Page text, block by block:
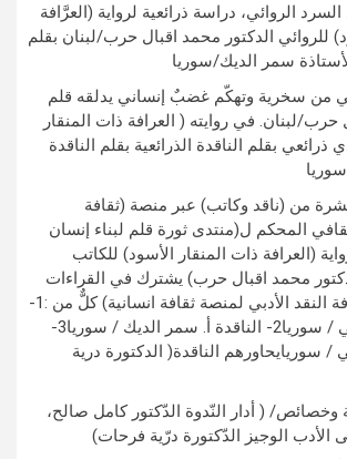
الروائي، دراسة ذرائعية لرواية (العرَّافة
للروائي الدكتور محمد اقبال حرب/لبنان بقلم
الأستاذة سمر الديك/سوريا
من سخرية وتهكّم غضبٌ إنساني يدلقه قلم
حرب/لبنان. في روايته ( العرافة ذات المنقار
بقلم الناقدة الذرائعية بقلم الناقدة
من (ناقد وكاتب) عبر منصة (ثقافة
المحكم ل(منتدى ثورة قلم لبناء إنسان
(العرافة ذات المنقار الأسود) للكاتب
محمد اقبال حرب) يشترك في القراءات
النقدية أعضاء (غرفة النقد الأدبي لمنصة ثقافة انسانية) كلٌّ من :1-
الناقدة د. عبير يحي / سوريا2- الناقدة أ. سمر الديك / سوريا3-
/ سوريايحاورهم الناقدة( الدكتورة درية
وخصائص/ ( أدار النّدوة الدّكتور كامل صالح،
الأدب الوجيز الدّكتورة درّية فرحات)